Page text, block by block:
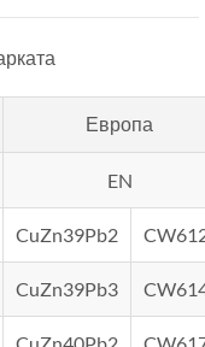
Европа
EN
CuZn39Pb2
CuZn39Pb3